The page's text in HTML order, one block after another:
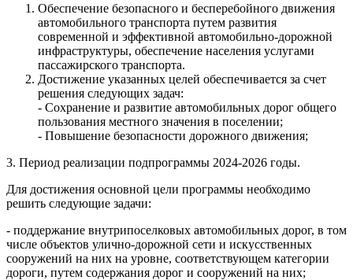
Обеспечение безопасного и бесперебойного движения
автомобильного транспорта путем развития
современной и эффективной автомобильно-дорожной
инфраструктуры, обеспечение населения услугами
пассажирского транспорта.
Достижение указанных целей обеспечивается за счет
решения следующих задач:
- Сохранение и развитие автомобильных дорог общего
пользования местного значения в поселении;
- Повышение безопасности дорожного движения;
3. Период реализации подпрограммы 2024-2026 годы.
Для достижения основной цели программы необходимо
решить следующие задачи:
- поддержание внутрипоселковых автомобильных дорог, в том
числе объектов улично-дорожной сети и искусственных
сооружений на них на уровне, соответствующем категории
дороги, путем содержания дорог и сооружений на них;